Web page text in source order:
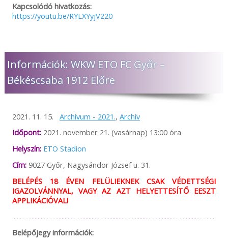
Kapcsolódó hivatkozás:
https://youtu.be/RYLXYyjV220
Információk: WKW ETO FC Győr –
Békéscsaba 1912 Előre
2021. 11. 15. Archívum - 2021., Archív
Időpont:2021. november 21. (vasárnap) 13:00 óra
Helyszín: ETO Stadion
Cím:9027 Győr, Nagysándor József u. 31.
BELÉPÉS 18 ÉVEN FELÜLIEKNEK CSAK VÉDETTSÉGI
IGAZOLVÁNNYAL, VAGY AZ AZT HELYETTESÍTŐ EESZT
APPLIKÁCIÓVAL!
Belépőjegy információk: